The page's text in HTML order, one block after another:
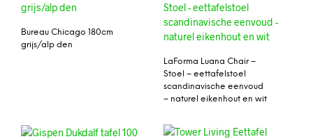
Bureau Chicago 180cm
grijs/alp den
LaForma Luana Chair –
Stoel – eettafelstoel
scandinavische eenvoud
– naturel eikenhout en wit